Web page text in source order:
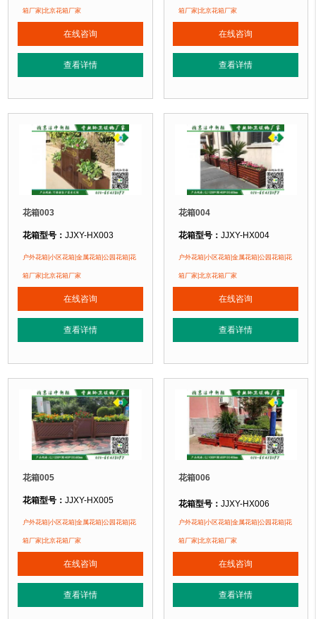
花箱材质：金属镂空/铝合金/塑木/防腐木
花箱周期：现货花箱 即拍即发
1、花箱不会对环境产生污染。2、花箱在视觉上，线条流畅，外
正在使用该花箱的部分客户：
朝阳某小区、苏州某别墅区、海淀某小区....
箱厂家|北京花箱厂家
在线咨询
查看详情
花箱材质：金属镂空/铝合金/塑木/防
花箱周期：现货花箱 即拍即发
1、花箱不会对环境产生
正在使用该花箱的部分客户：
朝阳某小区、苏州某别墅区、海淀某
箱厂家|北京花箱厂家
在线咨询
查看详情
花箱003
花箱型号：JJXY-HX003
花箱规格：可根据客户需求定制！
花箱材质：金属镂空/铝合金/塑木/防腐木
花箱周期：现货花箱 即拍即发
1、花箱不会对环境产生污染。2、花箱在视觉上，线条流畅，外
正在使用该花箱的部分客户：
朝阳某小区、苏州某别墅区、海淀某小区....
户外花箱|小区花箱|金属花箱|公园花箱|花
箱厂家|北京花箱厂家
在线咨询
查看详情
花箱004
花箱型号： JJXY-HX004
花箱规格：可根据客户需求定制！
花箱材质：金属镂空/铝合金/塑木/防
花箱周期：现货花箱 即拍即发
1、花箱不会对环境产生
正在使用该花箱的部分客户：
朝阳某小区、苏州某别墅区、海淀某
户外花箱|小区花箱|金属花箱|公园花箱|花
箱厂家|北京花箱厂家
在线咨询
查看详情
花箱005
花箱型号：JJXY-HX005
花箱规格：可根据客户需求定制！
花箱材质：金属镂空/铝合金/塑木/防腐木
花箱周期：现货花箱 即拍即发
1、花箱不会对环境产生污染。2、花箱在视觉上，线条流畅，外
正在使用该花箱的部分客户：
朝阳某小区、苏州某别墅区、海淀某小区....
户外花箱|小区花箱|金属花箱|公园花箱|花
箱厂家|北京花箱厂家
在线咨询
查看详情
花箱006
花箱型号： JJXY-HX006
花箱规格：可根据客户需求定制！
花箱材质：金属镂空/铝合金/塑木/防
花箱特点：1、花箱不会对环境产生
正在使用该花箱的部分客户：
朝阳某小区、苏州某别墅区、海淀某
户外花箱|小区花箱|金属花箱|公园花箱|花
箱厂家|北京花箱厂家
在线咨询
查看详情